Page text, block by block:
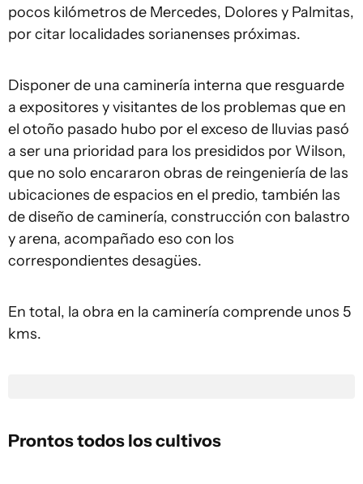
pocos kilómetros de Mercedes, Dolores y Palmitas,
por citar localidades sorianenses próximas.
Disponer de una caminería interna que resguarde
a expositores y visitantes de los problemas que en
el otoño pasado hubo por el exceso de lluvias pasó
a ser una prioridad para los presididos por Wilson,
que no solo encararon obras de reingeniería de las
ubicaciones de espacios en el predio, también las
de diseño de caminería, construcción con balastro
y arena, acompañado eso con los
correspondientes desagües.
En total, la obra en la caminería comprende unos 5
kms.
Prontos todos los cultivos